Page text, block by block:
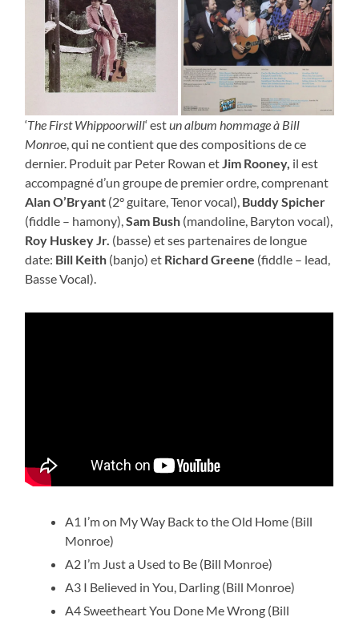
‘The First Whippoorwill‘ estun album hommage à Bill
Monroe, qui ne contient que des compositions de ce
dernier. Produit par Peter Rowan et Jim Rooney, il est
accompagné d’un groupe de premier ordre, comprenant
Alan O’Bryant (2° guitare, Tenor vocal), Buddy Spicher
(fiddle – hamony), Sam Bush (mandoline, Baryton vocal),
Roy Huskey Jr. (basse) et ses partenaires de longue
date: Bill Keith (banjo) et Richard Greene (fiddle – lead,
Basse Vocal).
A1 I’m on My Way Back to the Old Home (Bill
Monroe)
A2 I’m Just a Used to Be (Bill Monroe)
A3 I Believed in You, Darling (Bill Monroe)
A4 Sweetheart You Done Me Wrong (Bill